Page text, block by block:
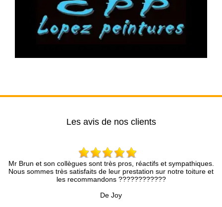
Les avis de nos clients
pros, réactifs et sympathiques.
prestation sur notre toiture et
????????????
Entreprise très professionnelle.
rapidement, le devis et les
pro. Je recommande